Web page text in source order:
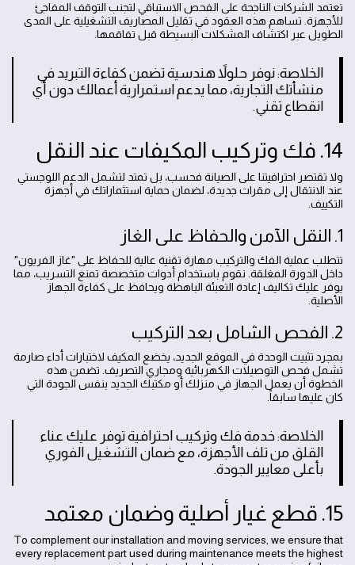
تعتمد الشركات الناجحة على الفحص الاستباقي لتجنب التوقف المفاجئ
للأجهزة. تساهم هذه العقود في تقليل المصاريف التشغيلية على المدى
الطويل عبر اكتشاف المشكلات البسيطة قبل تفاقمها.
الخلاصة: نوفر حلولاً هندسية تضمن كفاءة التبريد في
منشأتك التجارية، مما يدعم استمرارية أعمالك دون أي
انقطاع تقني.
14. فك وتركيب المكيفات عند النقل
ولا تقتصر احترافيتنا على الصيانة فحسب، بل تمتد لتشمل الدعم اللوجستي
عند الانتقال إلى مقرات جديدة، لضمان حماية استثماراتك في أجهزة
التكييف.
1. النقل الآمن والحفاظ على الغاز
تتطلب عملية الفك والتركيب مهارة تقنية عالية للحفاظ على "غاز الفريون"
داخل الدورة المغلقة. نقوم باستخدام أدوات متخصصة تمنع التسريب، مما
يوفر عليك تكاليف إعادة التعبئة الباهظة ويحافظ على كفاءة الجهاز
الأصلية.
2. الفحص الشامل بعد التركيب
بمجرد تثبيت الوحدة في الموقع الجديد، يخضع المكيف لاختبارات أداء صارمة
تشمل فحص التوصيلات الكهربائية ومجاري التصريف. تضمن هذه
الخطوة أن يعمل الجهاز في منزلك أو مكتبك الجديد بنفس الجودة التي
كان عليها سابقاً.
الخلاصة: خدمة فك وتركيب احترافية توفر عليك عناء
القلق من تلف الأجهزة، مع ضمان التشغيل الفوري
بأعلى معايير الجودة.
15. قطع غيار أصلية وضمان معتمد
To complement our installation and moving services, we ensure that
every replacement part used during maintenance meets the highest